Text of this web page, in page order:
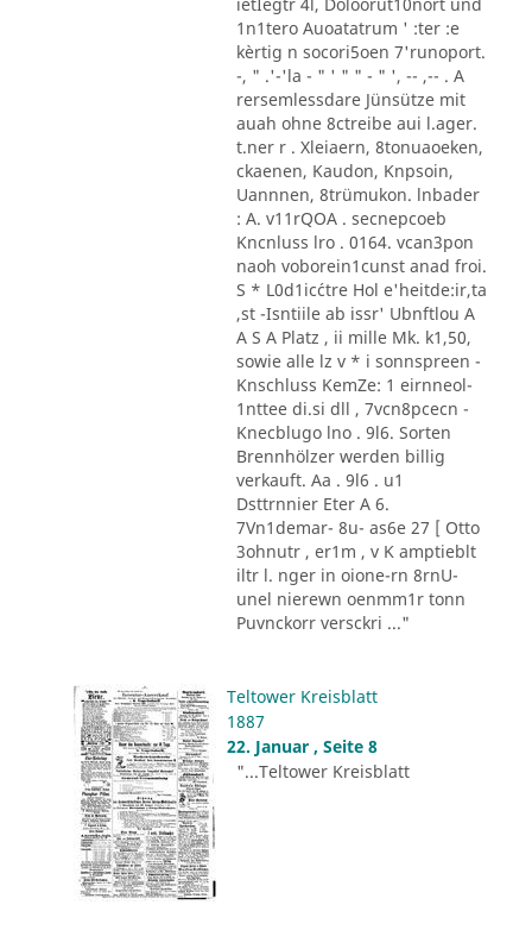
1n1tero Auoatatrum ' :ter :e
kèrtig n socori5oen 7'runoport.
-, " .'-'la - " ' " " - " ', -- ,-- . A
rersemlessdare Jünsütze mit
auah ohne 8ctreibe aui l.ager.
t.ner r . Xleiaern, 8tonuaoeken,
ckaenen, Kaudon, Knpsoin,
Uannnen, 8trümukon. lnbader
: A. v11rQOA . secnepcoeb
Kncnluss lro . 0164. vcan3pon
naoh voborein1cunst anad froi.
S * L0d1ic´ctre Hol e'heitde:ir,ta
,st -Isntiile ab issr' Ubnftlou A
A S A Platz , ii mille Mk. k1,50,
sowie alle lz v * i sonnspreen -
Knschluss KemZe: 1 eirnneol-
1nttee di.si dll , 7vcn8pcecn -
Knecblugo lno . 9l6. Sorten
Brennhölzer werden billig
verkauft. Aa . 9l6 . u1
Dsttrnnier Eter A 6.
7Vn1demar- 8u- as6e 27 [ Otto
3ohnutr , er1m , v K amptieblt
iltr l. nger in oione-rn 8rnU-
unel nierewn oenmm1r tonn
Puvnckorr versckri ..."
Teltower Kreisblatt
1887
22. Januar , Seite 8
"...Teltower Kreisblatt